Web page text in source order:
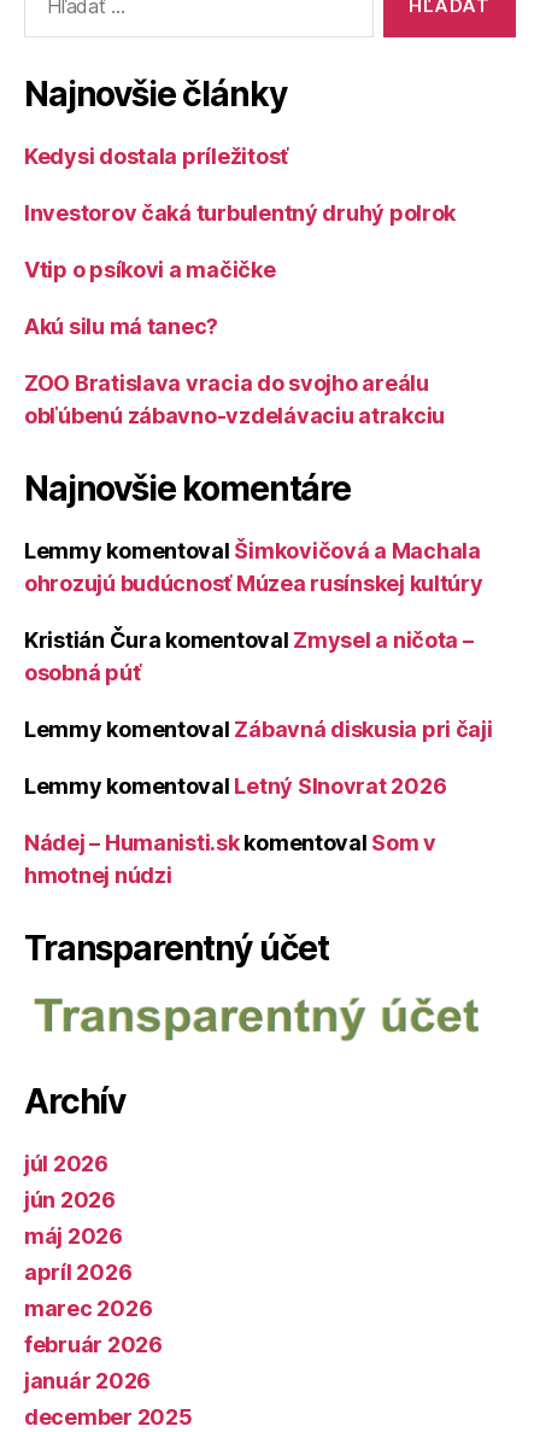
Najnovšie články
Kedysi dostala príležitosť
Investorov čaká turbulentný druhý polrok
Vtip o psíkovi a mačičke
Akú silu má tanec?
ZOO Bratislava vracia do svojho areálu
obľúbenú zábavno-vzdelávaciu atrakciu
Najnovšie komentáre
Lemmy komentoval Šimkovičová a Machala
ohrozujú budúcnosť Múzea rusínskej kultúry
Kristián Čura komentoval Zmysel a ničota –
osobná púť
Lemmy komentoval Zábavná diskusia pri čaji
Lemmy komentoval Letný Slnovrat 2026
Nádej – Humanisti.skkomentoval Som v
hmotnej núdzi
Transparentný účet
Archív
júl 2026
jún 2026
máj 2026
apríl 2026
marec 2026
február 2026
január 2026
december 2025